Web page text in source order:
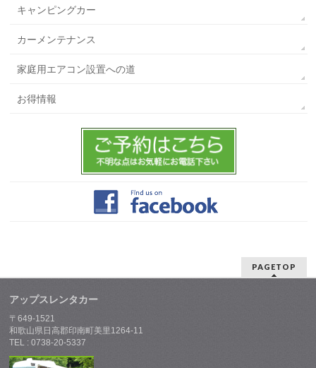
キャンピングカー
カーメンテナンス
家庭用エアコン設置への道
お得情報
PAGETOP
アップスレンタカー
〒649-1521
和歌山県日高郡印南町美里1264-11
TEL : 0738-20-5337